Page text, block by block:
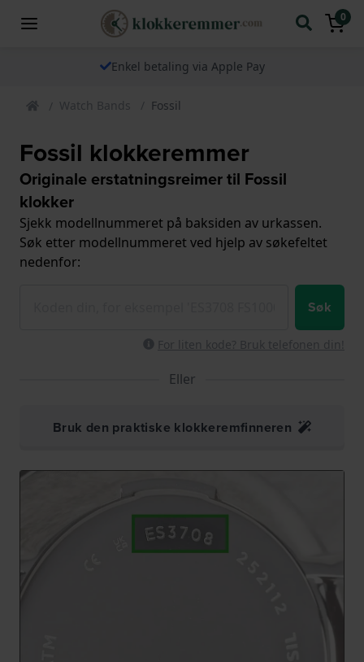
0
Enkel betaling via Apple Pay
Watch Bands Fossil
Fossil klokkeremmer
Originale erstatningsreimer til Fossil
klokker
Sjekk modellnummeret på baksiden av urkassen.
Søk etter modellnummeret ved hjelp av søkefeltet
nedenfor:
Søk
For liten kode? Bruk telefonen din!
Eller
Bruk den praktiske klokkeremfinneren